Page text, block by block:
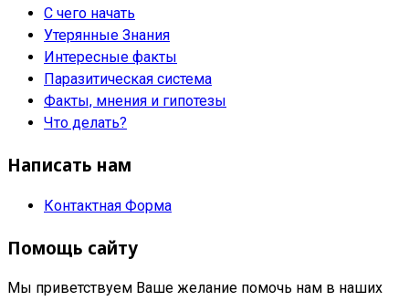
С чего начать
Утерянные Знания
Интересные факты
Паразитическая система
Факты, мнения и гипотезы
Что делать?
Написать нам
Контактная Форма
Помощь сайту
Мы приветствуем Ваше желание помочь нам в наших